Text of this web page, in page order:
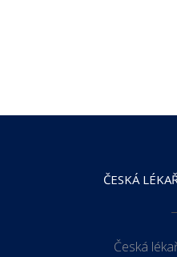
ČESKÁ
Česká